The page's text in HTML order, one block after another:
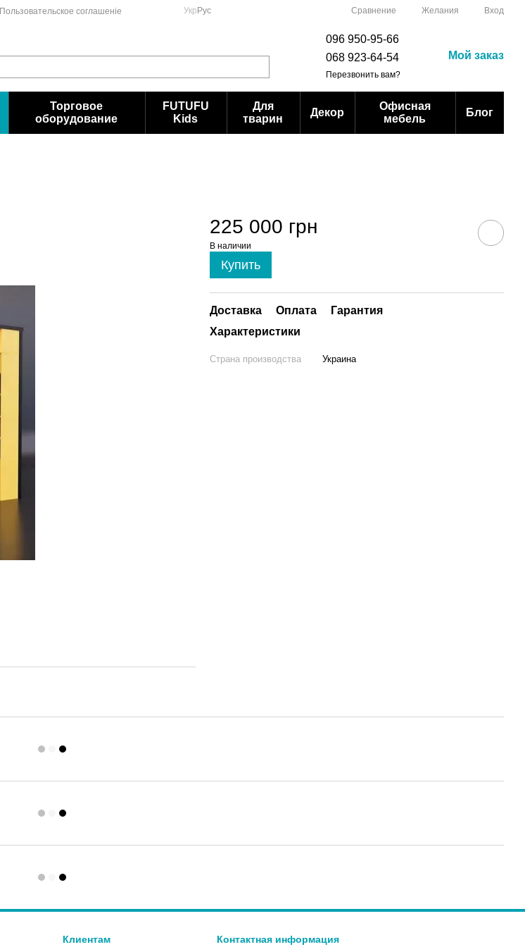
Пользовательское соглашеніе Укр Рус Сравнение Желания Вход
096 950-95-66
068 923-64-54
Перезвонить вам?
Мой заказ
Торговое
оборудование
FUTUFU
Kids
Для
тварин
Декор
Офисная
мебель
Блог
225 000 грн
В наличии
Купить
Доставка Оплата
Гарантия
Характеристики
Страна производства Украина
Клиентам Контактная информация